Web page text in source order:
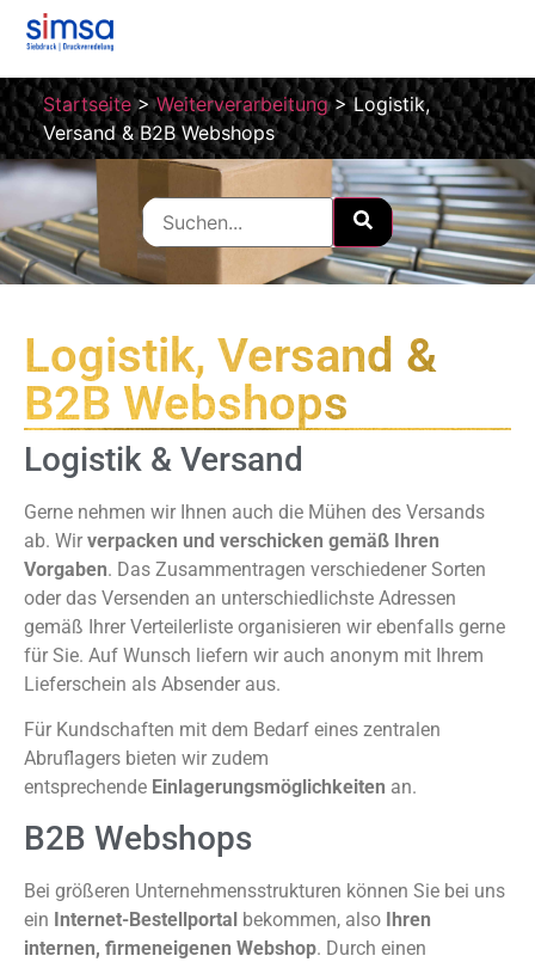
Startseite>Weiterverarbeitung>Logistik,
Versand & B2B Webshops
Logistik, Versand &
B2B Webshops
Logistik & Versand
Gerne nehmen wir Ihnen auch die Mühen des Versands
ab. Wir verpacken und verschicken gemäß Ihren
Vorgaben. Das Zusammentragen verschiedener Sorten
oder das Versenden an unterschiedlichste Adressen
gemäß Ihrer Verteilerliste organisieren wir ebenfalls gerne
für Sie. Auf Wunsch liefern wir auch anonym mit Ihrem
Lieferschein als Absender aus.
Für Kundschaften mit dem Bedarf eines zentralen
Abruflagers bieten wir zudem
entsprechende Einlagerungsmöglichkeiten an.
B2B Webshops
Bei größeren Unternehmensstrukturen können Sie bei uns
ein Internet-Bestellportal bekommen, also
Ihren
internen, firmeneigenen Webshop. Durch einen